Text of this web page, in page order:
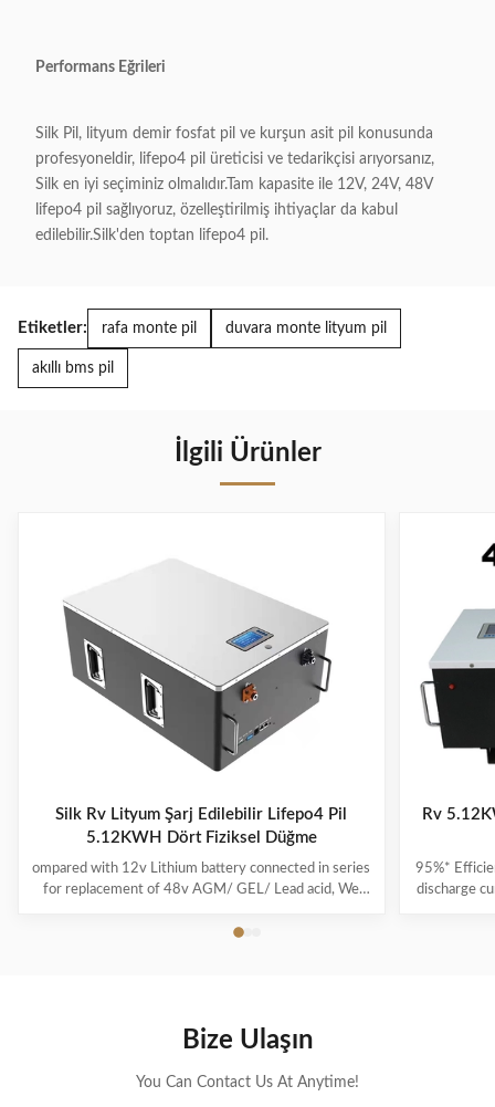
Performans Eğrileri
Silk Pil, lityum demir fosfat pil ve kurşun asit pil konusunda
profesyoneldir, lifepo4 pil üreticisi ve tedarikçisi arıyorsanız,
Silk en iyi seçiminiz olmalıdır.Tam kapasite ile 12V, 24V, 48V
lifepo4 pil sağlıyoruz, özelleştirilmiş ihtiyaçlar da kabul
edilebilir.Silk'den toptan lifepo4 pil.
Etiketler: rafa monte pil duvara monte lityum pil
akıllı bms pil
İlgili Ürünler
Silk Rv Lityum Şarj Edilebilir Lifepo4 Pil
5.12KWH Dört Fiziksel Düğme
ompared with 12v Lithium battery connected in series
for replacement of 48v AGM/ GEL/ Lead acid, We
which is more powerful and stable in performance. If
have many advantages over lead-acid. Silk Lithium
Rv
95%*
discharge
Bize Ulaşın
You Can Contact Us At Anytime!